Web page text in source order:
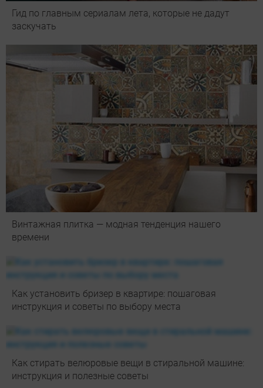
Гид по главным сериалам лета, которые не дадут
заскучать
Винтажная плитка — модная тенденция нашего
времени
Как установить бризер в квартире: пошаговая
инструкция и советы по выбору места
Как стирать велюровые вещи в стиральной машине:
инструкция и полезные советы